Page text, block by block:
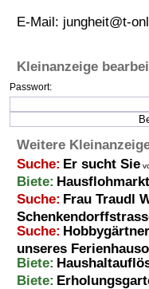
Termine
E-Mail: jungheit@t-
Kleinanzeige
Passwort:
Weitere
Suche: Er sucht Sie
Biete:
Suche: Frau Traudl
Suche:
unseres
Biete:
Biete: